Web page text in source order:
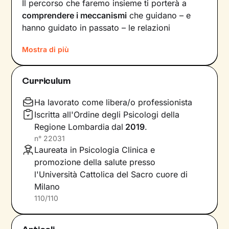
Il percorso che faremo insieme ti porterà a
comprendere i meccanismi che guidano – e
hanno guidato in passato – le relazioni
alla base di ciò che stai vivendo oggi.
Imparerai a trasformare alcuni elementi che non
ti rappresentano più e scoprirai dentro di te
competenze e potenzialità che non sapevi di
avere. Davanti ai tuoi occhi compariranno
nuove strade da percorrere, un passo dopo
l’altro, verso ilcambiamento positivo
desideri.
Considera i nostri incontri come uno spazio
sicuro, in cui condividere ciò che provi in
Mostra di più
Curriculum
Ha lavorato come libera/o professionista
Iscritta all'Ordine degli Psicologi della
Regione Lombardia dal 2019.
n° 22031
Laureata in Psicologia Clinica e
promozione della salute presso
l'Università Cattolica del Sacro cuore di
Milano
110/110